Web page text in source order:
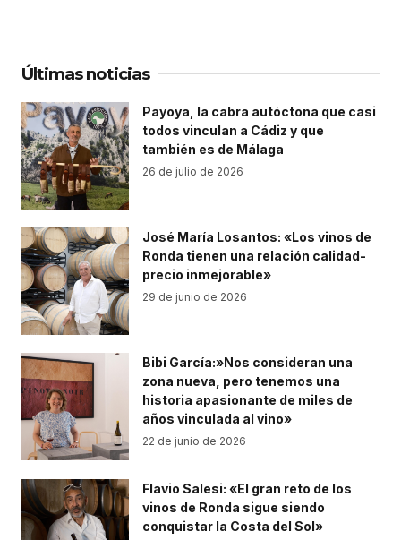
Últimas noticias
Payoya, la cabra autóctona que casi
todos vinculan a Cádiz y que
también es de Málaga
26 de julio de 2026
José María Losantos: «Los vinos de
Ronda tienen una relación calidad-
precio inmejorable»
29 de junio de 2026
Bibi García:»Nos consideran una
zona nueva, pero tenemos una
historia apasionante de miles de
años vinculada al vino»
22 de junio de 2026
Flavio Salesi: «El gran reto de los
vinos de Ronda sigue siendo
conquistar la Costa del Sol»